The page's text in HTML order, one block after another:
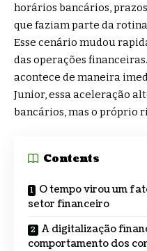
horários bancários,
que faziam parte da
Esse cenário mudou
das operações
acontece de maneira
Junior, essa aceleração
bancários, mas o próprio
Contents
O tempo virou um
setor financeiro
A digitalização
comportamento dos